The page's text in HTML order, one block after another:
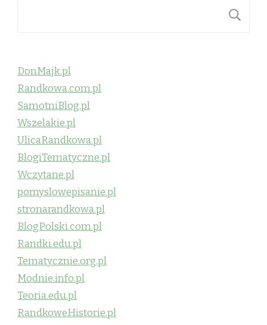
DonMajk.pl
Randkowa.com.pl
SamotniBlog.pl
Wszelakie.pl
UlicaRandkowa.pl
BlogiTematyczne.pl
Wczytane.pl
pomyslowepisanie.pl
stronarandkowa.pl
BlogPolski.com.pl
Randki.edu.pl
Tematycznie.org.pl
Modnie.info.pl
Teoria.edu.pl
RandkoweHistorie.pl